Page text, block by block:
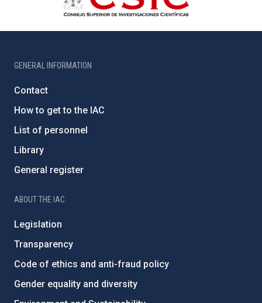
GENERAL INFORMATION
Contact
How to get to the IAC
List of personnel
Library
General register
ABOUT THE IAC
Legislation
Transparency
Code of ethics and anti-fraud policy
Gender equality and diversity